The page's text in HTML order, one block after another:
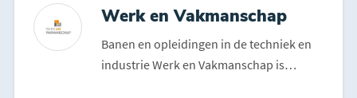
Werk en Vakmanschap
Banen en opleidingen in de techniek en
industrie Werk en Vakmanschap is